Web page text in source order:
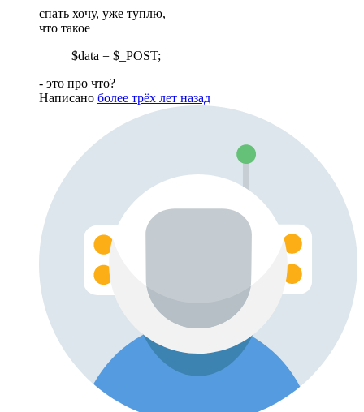
спать хочу, уже туплю,
что такое
$data = $_POST;
- это про что?
Написано более трёх лет назад